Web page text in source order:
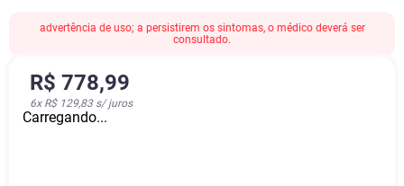
advertência de uso; a persistirem os sintomas, o médico deverá ser
consultado.
R$ 778,99
6x R$ 129,83s/ juros
Carregando...